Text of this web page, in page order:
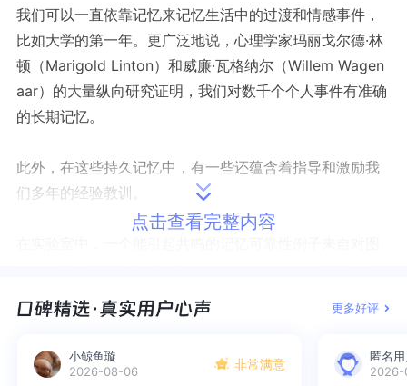
我们可以一直依靠记忆来记忆生活中的过渡和情感事件，
比如大学的第一年。更广泛地说，心理学家玛丽戈尔德·林
顿（Marigold Linton）和威廉·瓦格纳尔（Willem Wagen
aar）的大量纵向研究证明，我们对数千个个人事件有准确
的长期记忆。
此外，在这些持久记忆中，有一些还蕴含着指导和激励我
们多年的经验教训。
别出所有照片。
只要稍加思考，我们就能轻松准确地记住以下个人信息：
点击查看完整内容
更多好评
小鲸鱼璇
2026-08-06
非常满意
匿名
2026-